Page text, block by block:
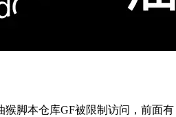
猴脚本仓库GF被限制访问，前面有